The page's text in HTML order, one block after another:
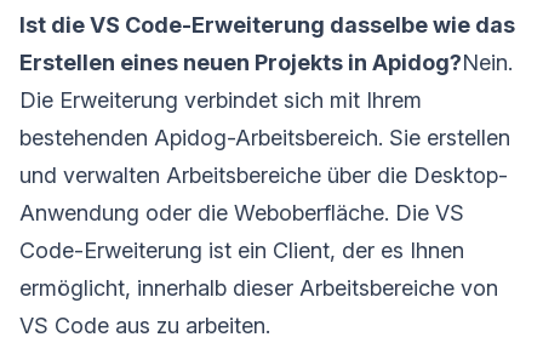
Ist die VS Code-Erweiterung dasselbe wie das
Erstellen eines neuen Projekts in Apidog?Nein.
Die Erweiterung verbindet sich mit Ihrem
bestehenden Apidog-Arbeitsbereich. Sie erstellen
und verwalten Arbeitsbereiche über die Desktop-
Anwendung oder die Weboberfläche. Die VS
Code-Erweiterung ist ein Client, der es Ihnen
ermöglicht, innerhalb dieser Arbeitsbereiche von
VS Code aus zu arbeiten.